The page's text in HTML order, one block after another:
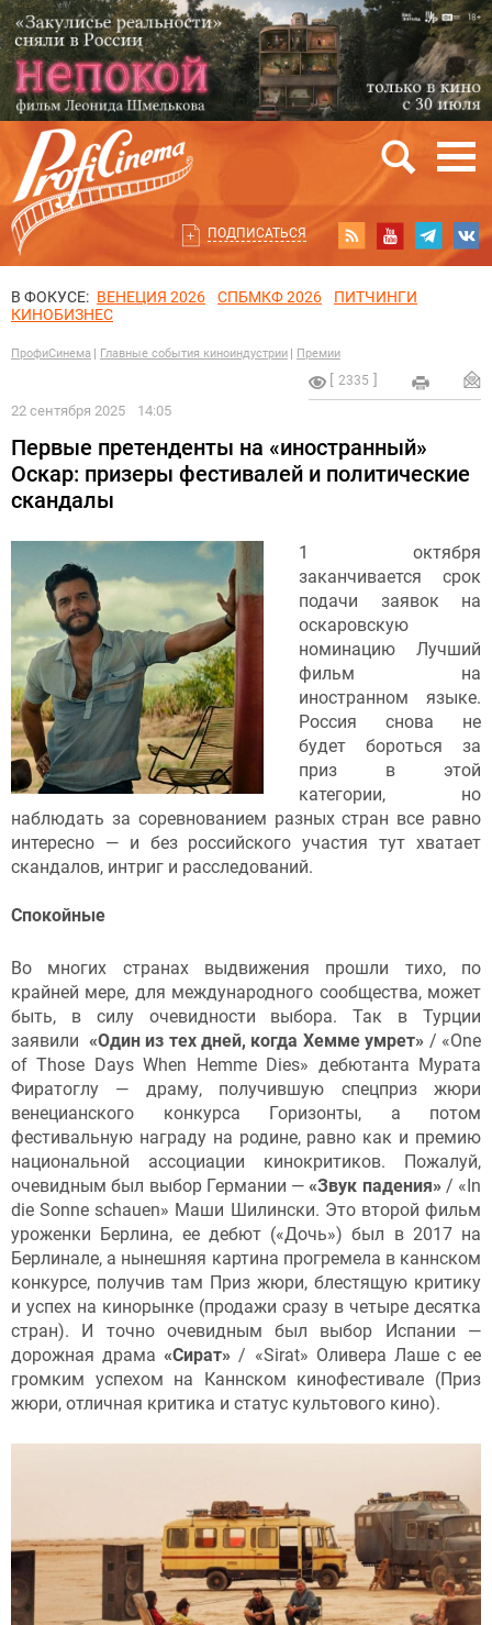
ПОДПИСАТЬСЯ
В ФОКУСЕ: ВЕНЕЦИЯ 2026 СПБМКФ 2026
ПИТЧИНГИ
КИНОБИЗНЕС
ПрофиСинема Главные события киноиндустрии Премии
2335
22 сентября 2025 14:05
Первые претенденты на «иностранный»
Оскар: призеры фестивалей и политические
скандалы
1 октября
заканчивается срок
подачи заявок на
оскаровскую
номинацию Лучший
фильм на
иностранном языке.
Россия снова не
будет бороться за
приз в этой
категории, но
наблюдать за соревнованием разных стран все равно
интересно — и без российского участия тут хватает
скандалов, интриг и расследований.
Спокойные
Во многих странах выдвижения прошли тихо, по
крайней мере, для международного сообщества, может
быть, в силу очевидности выбора. Так в Турции
заявили «Один из тех дней, когда Хемме умрет» / «One
of Those Days When Hemme Dies» дебютанта Мурата
Фиратоглу — драму, получившую спецприз жюри
венецианского конкурса Горизонты, а потом
фестивальную награду на родине, равно как и премию
национальной ассоциации кинокритиков. Пожалуй,
очевидным был выбор Германии —«Звук падения» / «In
die Sonne schauen» Маши Шилински. Это второй фильм
уроженки Берлина, ее дебют («Дочь») был в 2017 на
Берлинале, а нынешняя картина прогремела в каннском
конкурсе, получив там Приз жюри, блестящую критику
и успех на кинорынке (продажи сразу в четыре десятка
стран). И точно очевидным был выбор Испании —
дорожная драма «Сират» / «Sirаt» Оливера Лаше с ее
громким успехом на Каннском кинофестивале (Приз
жюри, отличная критика и статус культового кино).